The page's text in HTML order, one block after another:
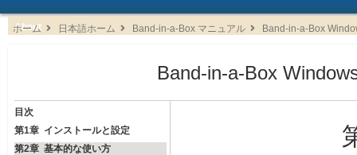
About
ホーム 日本語ホーム Band-in-a-Box マニュアル Band-in-a-Box
Band-in-a-Box
目次
第1章 インストールと設定
第2章 基本的な使い方